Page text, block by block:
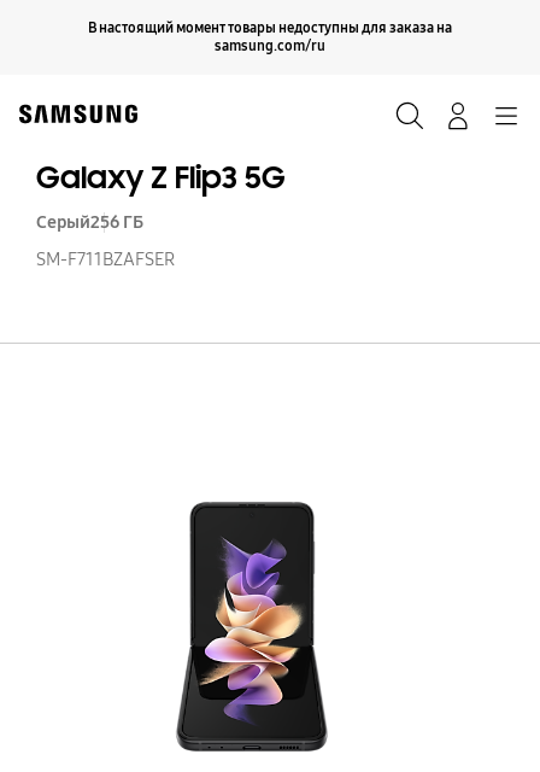
В настоящий момент товары недоступны для заказа на
samsung.com/ru
Продолжить
Galaxy Z Flip3 5G
Серый256 ГБ
SM-F711BZAFSER